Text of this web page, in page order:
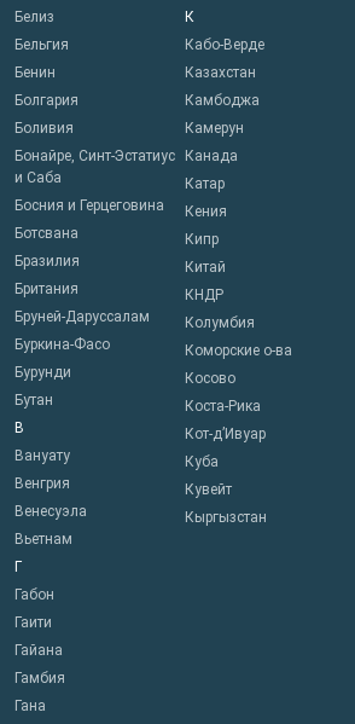
Белиз
Бельгия
Бенин
Болгария
Боливия
Бонайре, Синт-Эстатиус
и Саба
Босния и Герцеговина
Ботсвана
Бразилия
Британия
Бруней-Даруссалам
Буркина-Фасо
Бурунди
Бутан
В
Вануату
Венгрия
Венесуэла
Вьетнам
Г
Габон
Гаити
Гайана
Гамбия
Гана
К
Кабо-Верде
Казахстан
Камбоджа
Камерун
Канада
Катар
Кения
Кипр
Китай
КНДР
Колумбия
Коморские о-ва
Косово
Коста-Рика
Кот-д’Ивуар
Куба
Кувейт
Кыргызстан